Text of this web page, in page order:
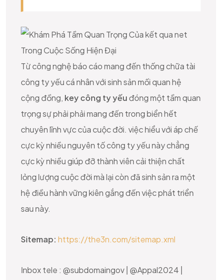
Từ công nghệ báo cáo mang đến thống chữa tài
công ty yếu cá nhân với sinh sản mối quan hệ
cộng đồng, key công ty yếu đóng một tầm quan
trọng sự phải phải mang đến trong biển hết
chuyên lĩnh vực của cuộc đời. việc hiểu với áp chế
cực kỳ nhiều nguyên tố công ty yếu này chẳng
cực kỳ nhiều giúp đỡ thành viên cải thiện chất
lỏng lượng cuộc đời mà lại còn đã sinh sản ra một
hệ điều hành vững kiên gắng đến việc phát triển
sau này.
Sitemap: https://the3n.com/sitemap.xml
Inbox tele : @subdomaingov | @Appal2024 |